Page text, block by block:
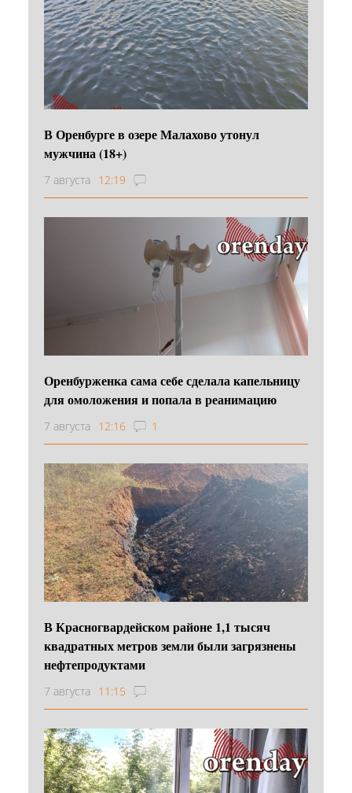
В Оренбурге в озере Малахово утонул
мужчина (18+)
7 августа 12:19
Оренбурженка сама себе сделала капельницу
для омоложения и попала в реанимацию
7 августа 12:16 1
В Красногвардейском районе 1,1 тысяч
квадратных метров земли были загрязнены
нефтепродуктами
7 августа 11:15